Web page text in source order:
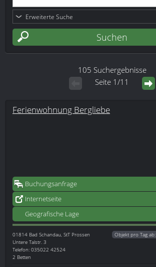
Erweiterte Suche
105 Suchergebnisse
Seite 1/11
Ferienwohnung Bergliebe
Buchungsanfrage
Internetseite
Geografische Lage
01814 Bad Schandau, StT Prossen
Untere Talstr. 3
Telefon: 035022 42524
2 Betten
Objekt pro Tag ab: